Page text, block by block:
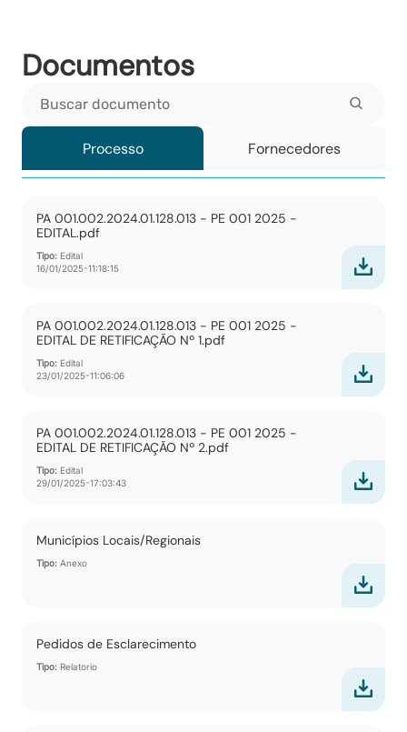
Documentos
Processo Fornecedores
PA 001.002.2024.01.128.013 - PE 001 2025 -
EDITAL.pdf
Tipo: Edital
16/01/2025-11:18:15
PA 001.002.2024.01.128.013 - PE 001 2025 -
EDITAL DE RETIFICAÇÃO Nº 1.pdf
Tipo: Edital
23/01/2025-11:06:06
PA 001.002.2024.01.128.013 - PE 001 2025 -
EDITAL DE RETIFICAÇÃO Nº 2.pdf
Tipo: Edital
29/01/2025-17:03:43
Municípios Locais/Regionais
Tipo: Anexo
Pedidos de Esclarecimento
Tipo: Relatorio